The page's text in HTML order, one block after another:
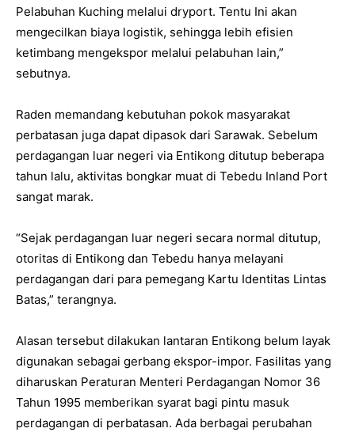
Pelabuhan Kuching melalui dryport. Tentu Ini akan
mengecilkan biaya logistik, sehingga lebih efisien
ketimbang mengekspor melalui pelabuhan lain,”
sebutnya.
Raden memandang kebutuhan pokok masyarakat
perbatasan juga dapat dipasok dari Sarawak. Sebelum
perdagangan luar negeri via Entikong ditutup beberapa
tahun lalu, aktivitas bongkar muat di Tebedu Inland Port
sangat marak.
“Sejak perdagangan luar negeri secara normal ditutup,
otoritas di Entikong dan Tebedu hanya melayani
perdagangan dari para pemegang Kartu Identitas Lintas
Batas,” terangnya.
Alasan tersebut dilakukan lantaran Entikong belum layak
digunakan sebagai gerbang ekspor-impor. Fasilitas yang
diharuskan Peraturan Menteri Perdagangan Nomor 36
Tahun 1995 memberikan syarat bagi pintu masuk
perdagangan di perbatasan. Ada berbagai perubahan